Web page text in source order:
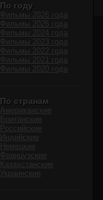
По году
Фильмы 2026 года
Фильмы 2025 года
Фильмы 2024 года
Фильмы 2023 года
Фильмы 2022 года
Фильмы 2021 года
Фильмы 2020 года
По странам
Американские
Британские
Российские
Индийские
Немецкие
Французские
Казахстанские
Украинские